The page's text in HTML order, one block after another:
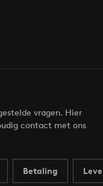
vragen. Hier
contact met ons
Betaling